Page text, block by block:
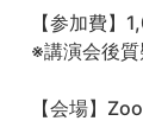
【参加費】
※講演会後質
【会場】